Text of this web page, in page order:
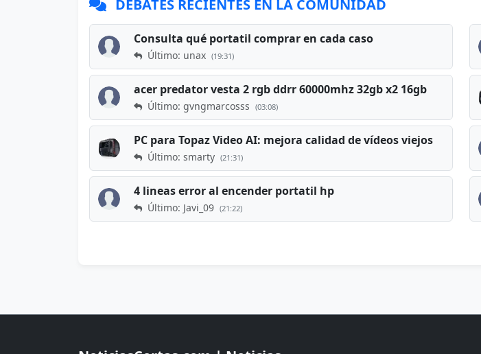
DEBATES RECIENTES EN LA COMUNIDAD
Consulta qué portatil comprar en cada caso
Último: unax (19:31)
acer predator vesta 2 rgb ddrr 60000mhz 32gb x2 16gb
Último: gvngmarcosss (03:08)
PC para Topaz Video AI: mejora calidad de vídeos viejos
Último: smarty (21:31)
4 lineas error al encender portatil hp
Último: Javi_09 (21:22)